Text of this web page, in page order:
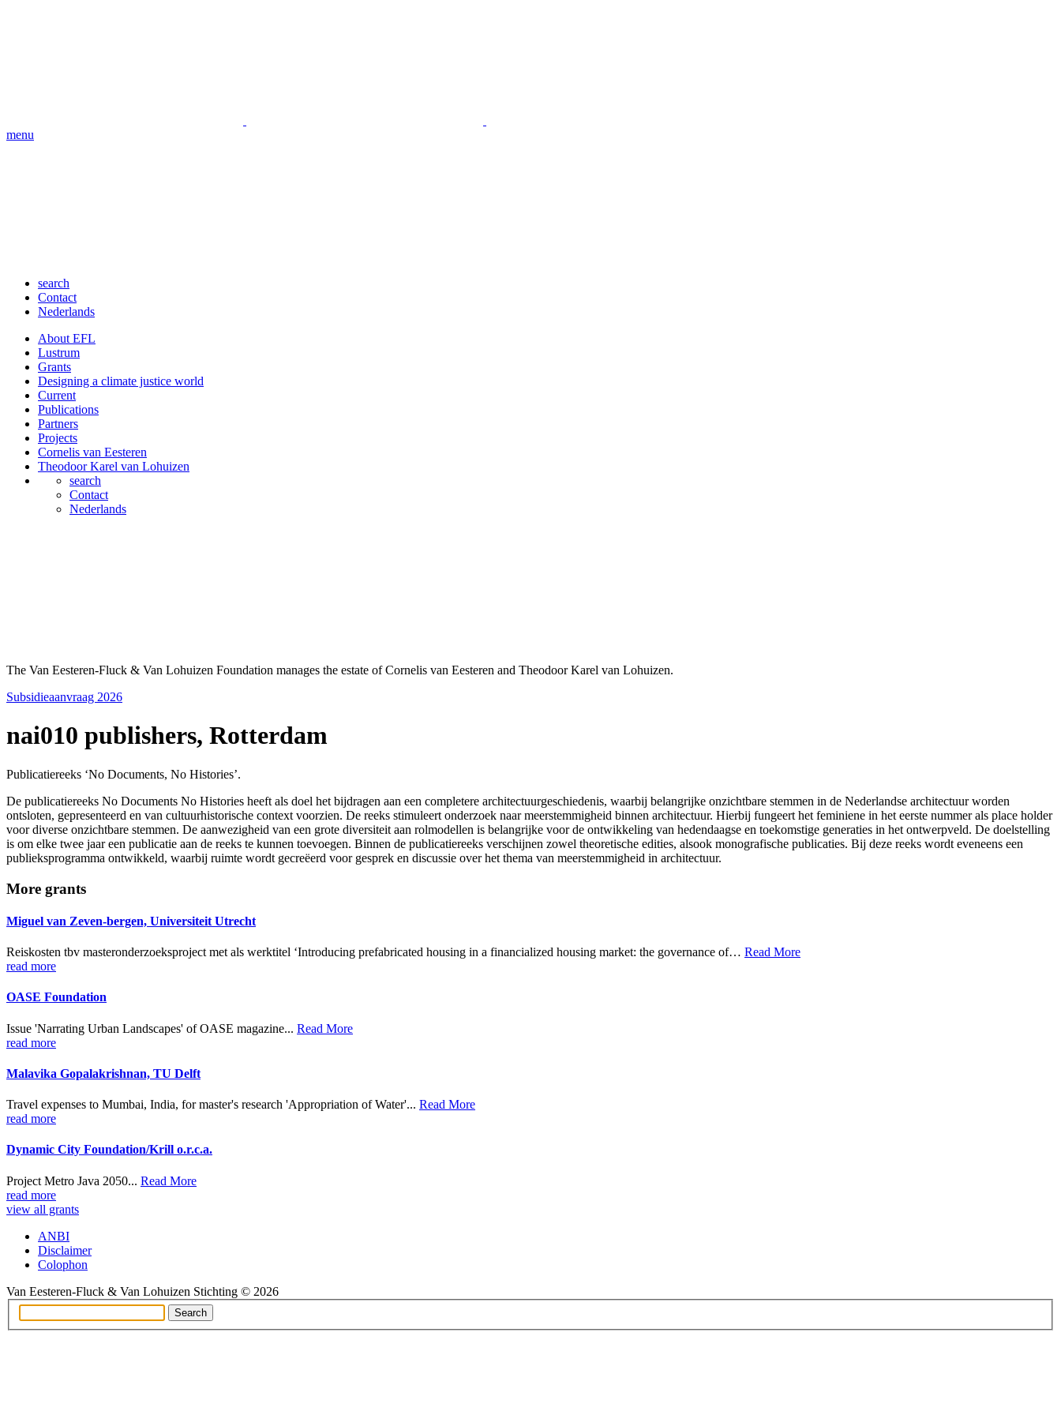
menu
search
Contact
Nederlands
About EFL
Lustrum
Grants
Designing a climate justice world
Current
Publications
Partners
Projects
Cornelis van Eesteren
Theodoor Karel van Lohuizen
search
Contact
Nederlands
The Van Eesteren-Fluck & Van Lohuizen Foundation manages the estate of Cornelis van Eesteren and Theodoor Karel van Lohuizen.
Subsidieaanvraag 2026
nai010 publishers, Rotterdam
Publicatiereeks ‘No Documents, No Histories’.
De publicatiereeks No Documents No Histories heeft als doel het bijdragen aan een completere architectuurgeschiedenis, waarbij belangrijke onzichtbare stemmen in de Nederlandse architectuur worden
ontsloten, gepresenteerd en van cultuurhistorische context voorzien. De reeks stimuleert onderzoek naar meerstemmigheid binnen architectuur. Hierbij fungeert het feminiene in het eerste nummer als place holder
voor diverse onzichtbare stemmen. De aanwezigheid van een grote diversiteit aan rolmodellen is belangrijke voor de ontwikkeling van hedendaagse en toekomstige generaties in het ontwerpveld. De doelstelling
is om elke twee jaar een publicatie aan de reeks te kunnen toevoegen. Binnen de publicatiereeks verschijnen zowel theoretische edities, alsook monografische publicaties. Bij deze reeks wordt eveneens een
publieksprogramma ontwikkeld, waarbij ruimte wordt gecreëerd voor gesprek en discussie over het thema van meerstemmigheid in architectuur.
More grants
Miguel van Zeven-bergen, Universiteit Utrecht
Reiskosten tbv masteronderzoeksproject met als werktitel ‘Introducing prefabricated housing in a financialized housing market: the governance of… Read More
read more
OASE Foundation
Issue 'Narrating Urban Landscapes' of OASE magazine... Read More
read more
Malavika Gopalakrishnan, TU Delft
Travel expenses to Mumbai, India, for master's research 'Appropriation of Water'... Read More
read more
Dynamic City Foundation/Krill o.r.c.a.
Project Metro Java 2050... Read More
read more
view all grants
ANBI
Disclaimer
Colophon
Van Eesteren-Fluck & Van Lohuizen Stichting © 2026